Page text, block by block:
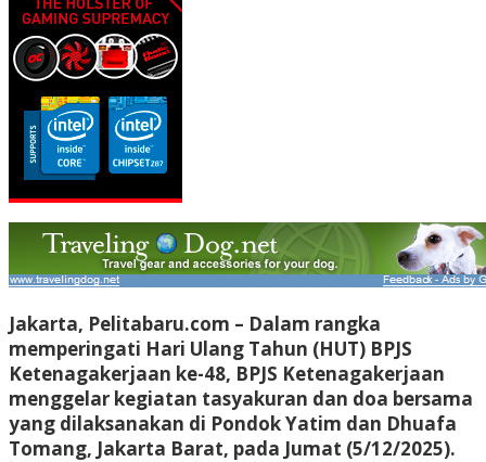
Jakarta, Pelitabaru.com – Dalam rangka
memperingati Hari Ulang Tahun (HUT) BPJS
Ketenagakerjaan ke-48, BPJS Ketenagakerjaan
menggelar kegiatan tasyakuran dan doa bersama
yang dilaksanakan di Pondok Yatim dan Dhuafa
Tomang, Jakarta Barat, pada Jumat (5/12/2025).